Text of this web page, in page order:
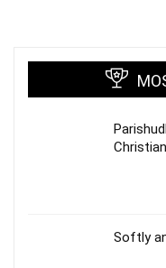
Softly